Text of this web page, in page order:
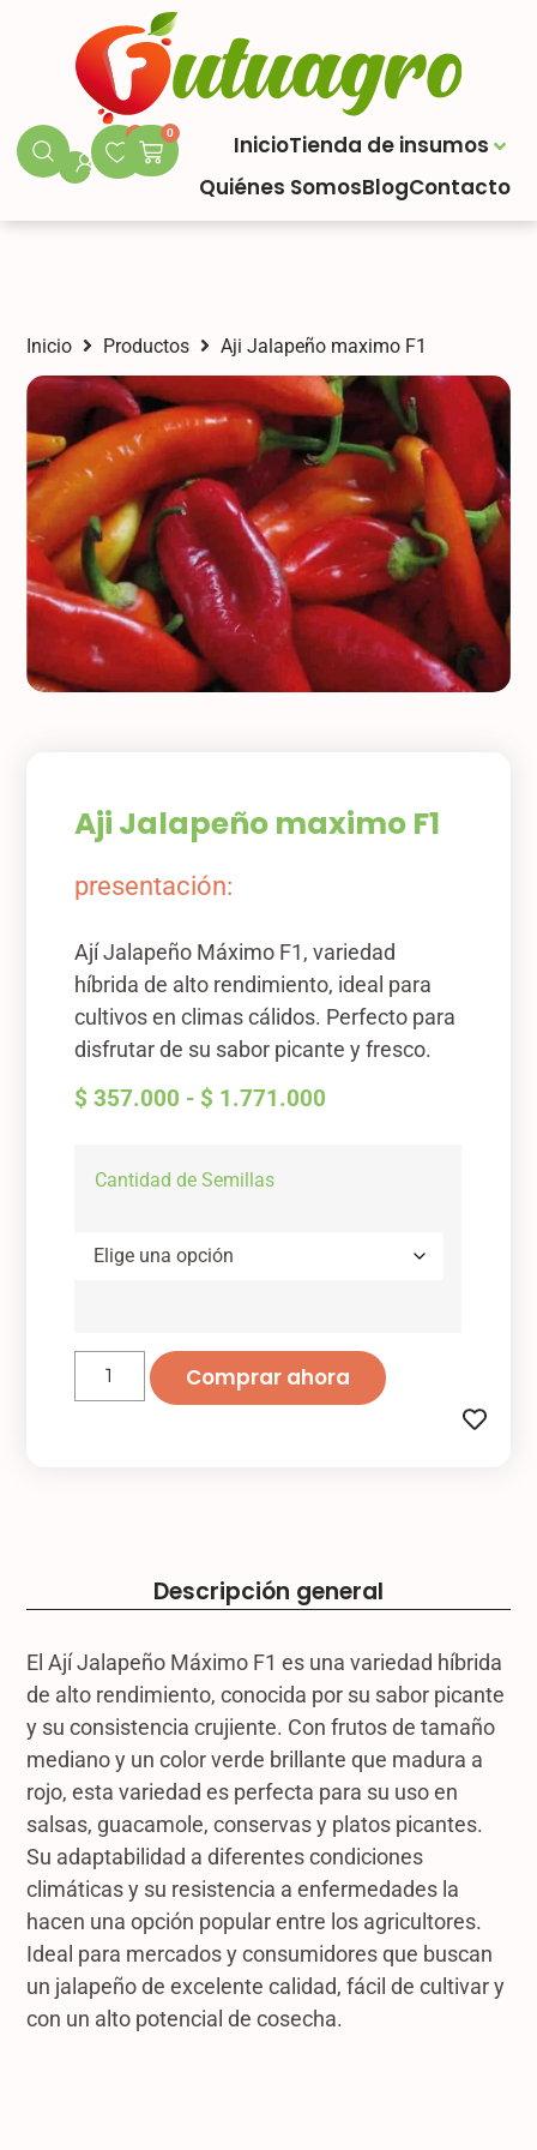
InicioTienda de insumos
Quiénes SomosBlogContacto
0 0
Inicio Productos Aji Jalapeño maximo F1
Aji Jalapeño maximo F1
presentación:
Ají Jalapeño Máximo F1, variedad
híbrida de alto rendimiento, ideal para
cultivos en climas cálidos. Perfecto para
disfrutar de su sabor picante y fresco.
$ 357.000 - $ 1.771.000
Cantidad de Semillas
Comprar ahora
Descripción general
El Ají Jalapeño Máximo F1 es una variedad híbrida
de alto rendimiento, conocida por su sabor picante
y su consistencia crujiente. Con frutos de tamaño
mediano y un color verde brillante que madura a
rojo, esta variedad es perfecta para su uso en
salsas, guacamole, conservas y platos picantes.
Su adaptabilidad a diferentes condiciones
climáticas y su resistencia a enfermedades la
hacen una opción popular entre los agricultores.
Ideal para mercados y consumidores que buscan
un jalapeño de excelente calidad, fácil de cultivar y
con un alto potencial de cosecha.